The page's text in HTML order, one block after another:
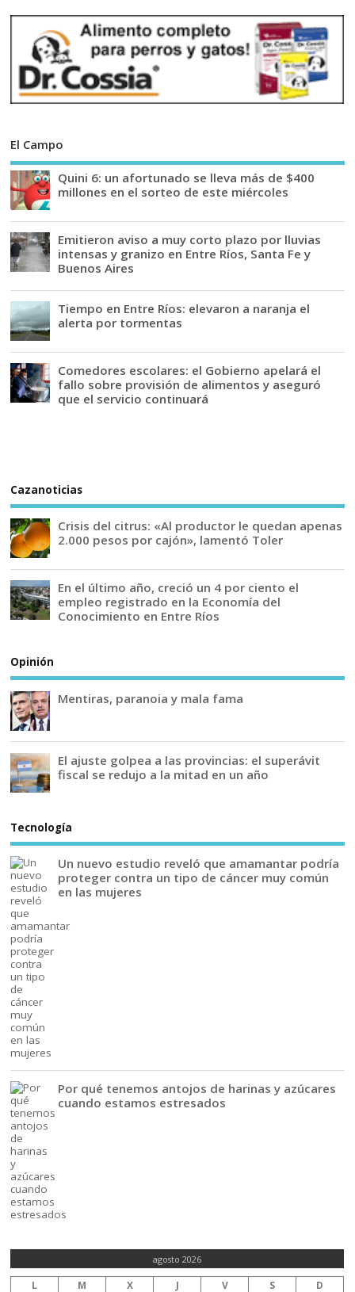
El Campo
Quini 6: un afortunado se lleva más de $400
millones en el sorteo de este miércoles
Emitieron aviso a muy corto plazo por lluvias
intensas y granizo en Entre Ríos, Santa Fe y
Buenos Aires
Tiempo en Entre Ríos: elevaron a naranja el
alerta por tormentas
Comedores escolares: el Gobierno apelará el
fallo sobre provisión de alimentos y aseguró
que el servicio continuará
Cazanoticias
Crisis del citrus: «Al productor le quedan apenas
2.000 pesos por cajón», lamentó Toler
En el último año, creció un 4 por ciento el
empleo registrado en la Economía del
Conocimiento en Entre Ríos
Opinión
Mentiras, paranoia y mala fama
El ajuste golpea a las provincias: el superávit
fiscal se redujo a la mitad en un año
Tecnología
Un nuevo estudio reveló que amamantar podría
proteger contra un tipo de cáncer muy común
en las mujeres
Por qué tenemos antojos de harinas y azúcares
cuando estamos estresados
agosto 2026
L M X J V S D